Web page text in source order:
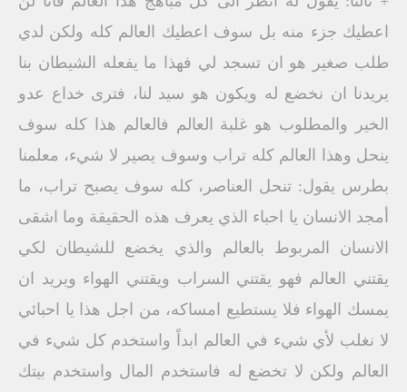
اعطيك جزء منه بل سوف اعطيك العالم كله ولكن لدي
طلب صغير هو ان تسجد لي فهذا ما يفعله الشيطان بنا
يريدنا ان نخضع له ويكون هو سيد لنا، فترى خداع عدو
الخير والمطلوب هو غلبة العالم فالعالم هذا كله سوف
ينحل وهذا العالم كله تراب وسوف يصير لا شيء، معلمنا
بطرس يقول: تنحل العناصر، كله سوف يصبح تراب، ما
أمجد الانسان يا احباء الذي يعرف هذه الحقيقة وما اشقى
الانسان المربوط بالعالم والذي يخضع للشيطان لكي
يقتني العالم فهو يقتني السراب ويقتني الهواء ويريد ان
يمسك الهواء فلا يستطيع امساكه، من اجل هذا يا احبائي
لا نغلب لأي شيء في العالم ابداً واستخدم كل شيء في
العالم ولكن لا تخضع له فاستخدم المال واستخدم بيتك